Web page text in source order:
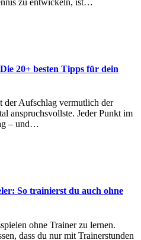
20+ besten Tipps für dein
der Aufschlag vermutlich der
anspruchsvollste. Jeder Punkt im
– und…
So trainierst du auch ohne
ohne Trainer zu lernen.
dass du nur mit Trainerstunden